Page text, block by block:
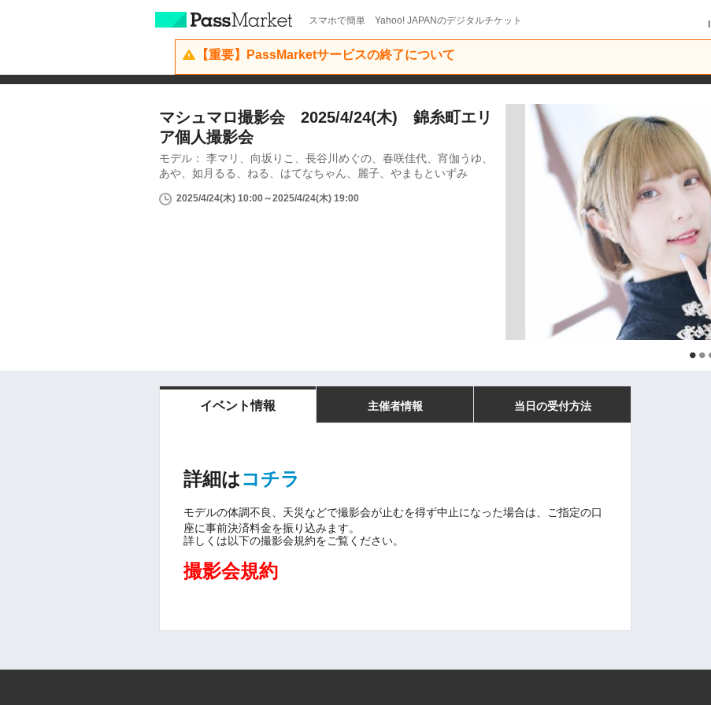
スマホで簡単 Yahoo! JAPANのデジタルチケット
【重要】PassMarketサービスの終了について
マシュマロ撮影会 2025/4/24(木) 錦糸町エリ
ア個人撮影会
モデル： 李マリ、向坂りこ、長谷川めぐの、春咲佳代、宵伽うゆ、
あや、如月るる、ねる、はてなちゃん、麗子、やまもといずみ
2025/4/24(木) 10:00～2025/4/24(木) 19:00
イベント情報 主催者情報 当日の受付方法
詳細はコチラ
モデルの体調不良、天災などで撮影会が止むを得ず中止になった場合は、ご指定の口
座に事前決済料金を振り込みます。
詳しくは以下の撮影会規約をご覧ください。
撮影会規約